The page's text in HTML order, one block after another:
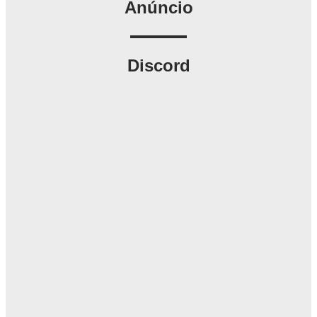
Anúncio
Discord